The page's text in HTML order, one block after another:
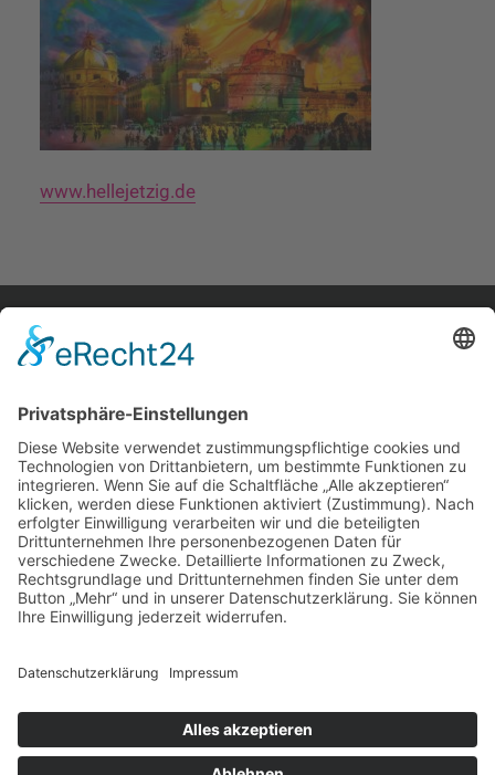
www.hellejetzig.de
home.
aktuelles.
leute.
privatsphäreeinstellungen.